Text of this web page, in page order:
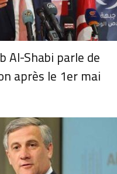
Al-Shabi parle de
après le 1er mai